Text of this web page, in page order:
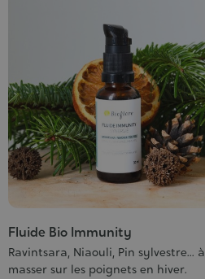
Fluide Bio Immunity
Ravintsara, Niaouli, Pin sylvestre... à
masser sur les poignets en hiver.